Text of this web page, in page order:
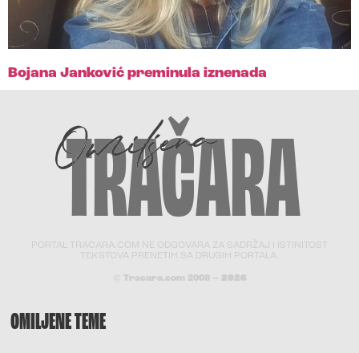
Bojana Janković preminula iznenada
PORTAL TRACARA.COM NE ODGOVARA ZA SADRŽAJ I ISTINITOST
TEKSTOVA PRENETIH SA DRUGIH PORTALA.
© Tracara.com 2008 – 2026
OMILJENE TEME